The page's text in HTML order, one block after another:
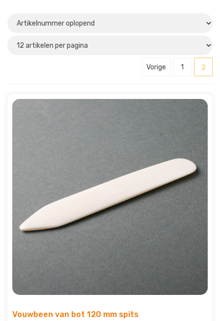
Vorige 1 2
Vouwbeen van bot 120 mm spits